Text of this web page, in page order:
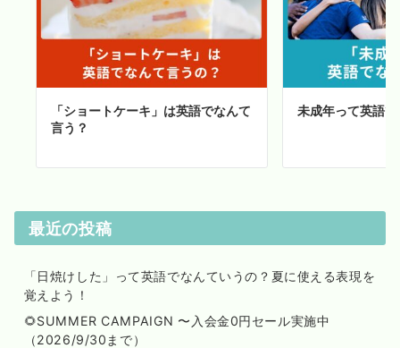
「ショートケーキ」は英語でなんて
言う？
未成年って英語
最近の投稿
「日焼けした」って英語でなんていうの？夏に使える表現を
覚えよう！
🌻SUMMER CAMPAIGN 〜入会金0円セール実施中
（2026/9/30まで）